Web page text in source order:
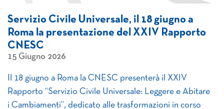
Servizio Civile Universale, il 18 giugno a
Roma la presentazione del XXIV Rapporto
CNESC
15 Giugno 2026
Il 18 giugno a Roma la CNESC presenterà il XXIV
Rapporto “Servizio Civile Universale: Leggere e Abitare
i Cambiamenti”, dedicato alle trasformazioni in corso